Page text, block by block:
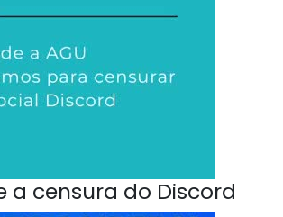
a censura do Discord